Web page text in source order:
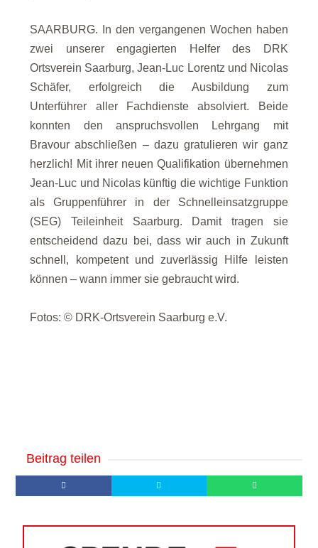
SAARBURG. In den vergangenen Wochen haben
zwei unserer engagierten Helfer des DRK
Ortsverein Saarburg, Jean-Luc Lorentz und Nicolas
Schäfer, erfolgreich die Ausbildung zum
Unterführer aller Fachdienste absolviert. Beide
konnten den anspruchsvollen Lehrgang mit
Bravour abschließen – dazu gratulieren wir ganz
herzlich! Mit ihrer neuen Qualifikation übernehmen
Jean-Luc und Nicolas künftig die wichtige Funktion
als Gruppenführer in der Schnelleinsatzgruppe
(SEG) Teileinheit Saarburg. Damit tragen sie
entscheidend dazu bei, dass wir auch in Zukunft
schnell, kompetent und zuverlässig Hilfe leisten
können – wann immer sie gebraucht wird.
Fotos: © DRK-Ortsverein Saarburg e.V.
Beitrag teilen